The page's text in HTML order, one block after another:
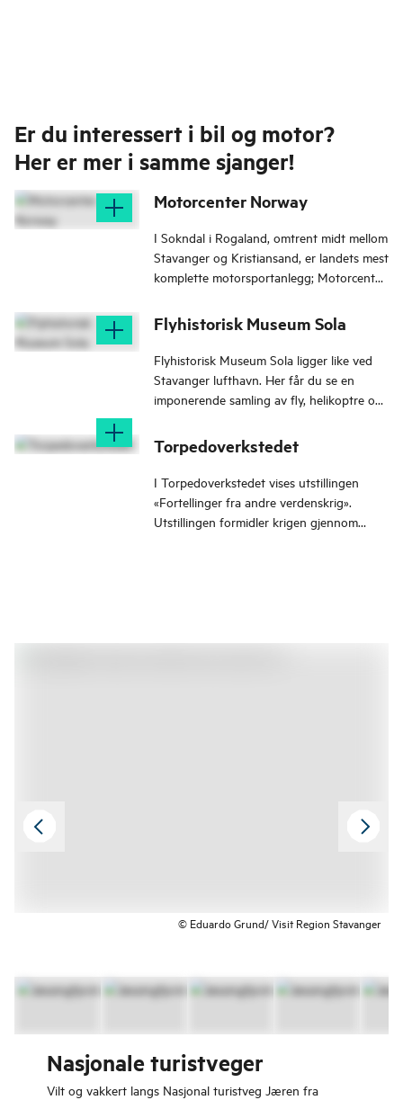
Er du interessert i bil og motor?
Her er mer i samme sjanger!
Motorcenter Norway
I Sokndal i Rogaland, omtrent midt mellom
Stavanger og Kristiansand, er landets mest
komplette motorsportanlegg; Motorcenter
Flyhistorisk Museum Sola
Flyhistorisk Museum Sola ligger like ved
Stavanger lufthavn. Her får du se en
imponerende samling av fly, helikoptre og
Torpedoverkstedet
I Torpedoverkstedet vises utstillingen
«Fortellinger fra andre verdenskrig».
Utstillingen formidler krigen gjennom
© Eduardo Grund/ Visit Region Stavanger
Nasjonale turistveger
Vilt og vakkert langs Nasjonal turistveg Jæren fra